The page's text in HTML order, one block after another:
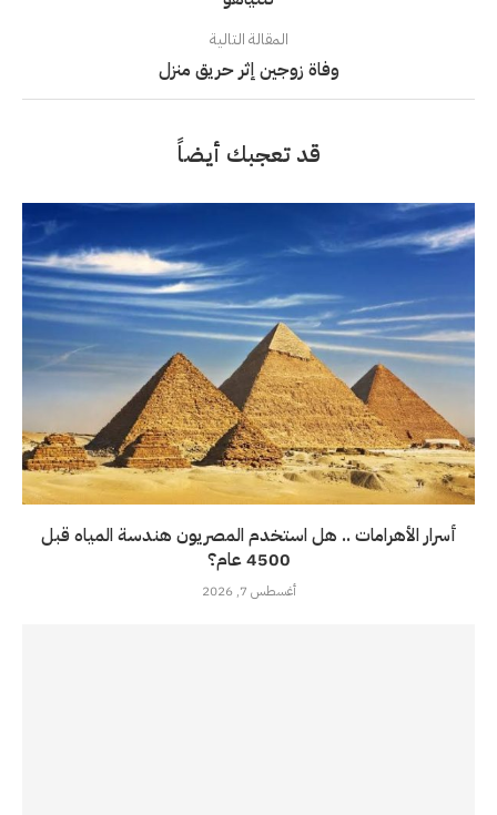
المقالة التالية
وفاة زوجين إثر حريق منزل
قد تعجبك أيضاً
أسرار الأهرامات .. هل استخدم المصريون هندسة المياه قبل
4500 عام؟
أغسطس 7, 2026